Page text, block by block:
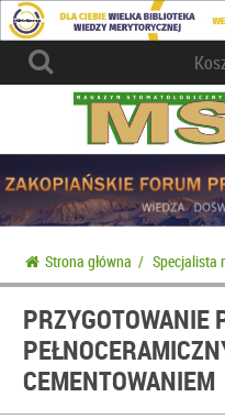
Strona główna / Specjalista
PRZYGOTOWANIE
CEMENTOWANIEM